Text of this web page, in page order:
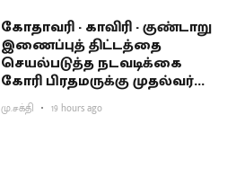
கோதாவரி - காவிரி - குண்டாறு
இணைப்புத் திட்டத்தை
செயல்படுத்த நடவடிக்கை
கோரி பிரதமருக்கு முதல்வர்
விஜய் கடிதம்
மு.சக்தி 19 hours ago